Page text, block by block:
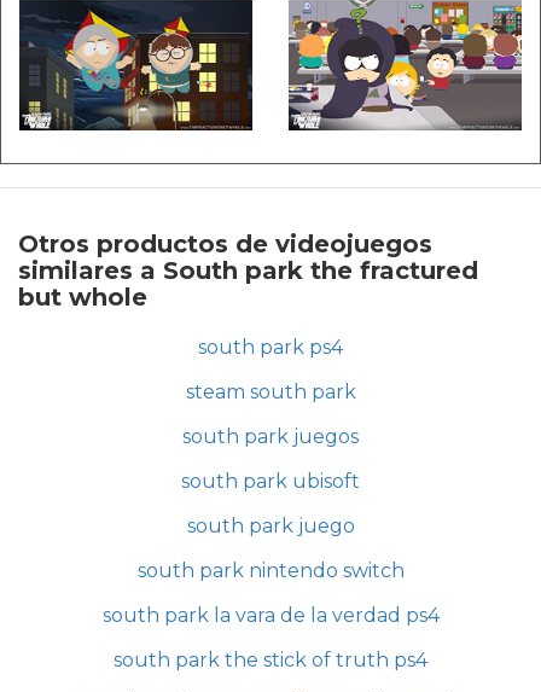
Otros productos de videojuegos
similares a South park the fractured
but whole
south park ps4
steam south park
south park juegos
south park ubisoft
south park juego
south park nintendo switch
south park la vara de la verdad ps4
south park the stick of truth ps4